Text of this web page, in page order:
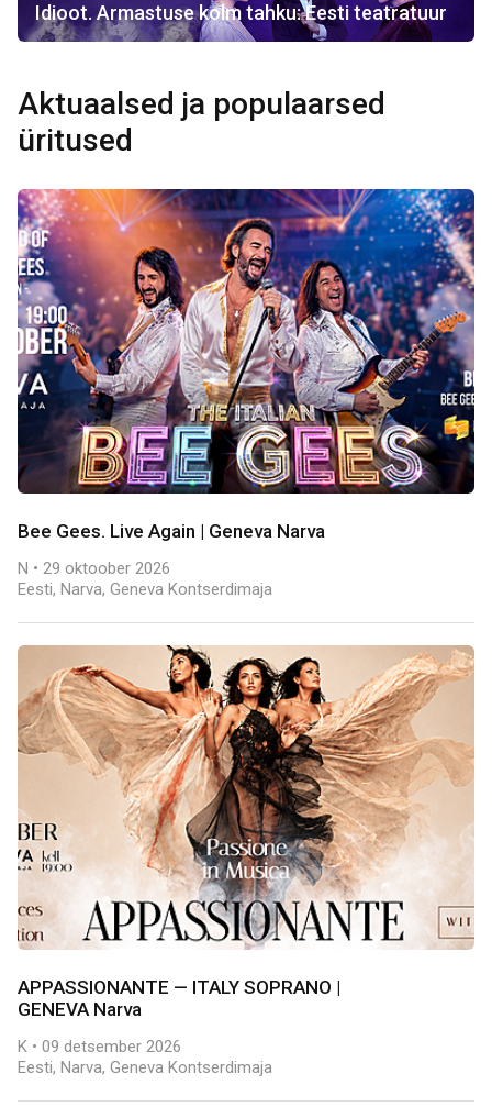
Idioot. Armastuse kolm tahku: Eesti teatratuur
Aktuaalsed ja populaarsed
üritused
Bee Gees. Live Again | Geneva Narva
N • 29 oktoober 2026
Eesti, Narva, Geneva Kontserdimaja
APPASSIONANTE — ITALY SOPRANO |
GENEVA Narva
K • 09 detsember 2026
Eesti, Narva, Geneva Kontserdimaja